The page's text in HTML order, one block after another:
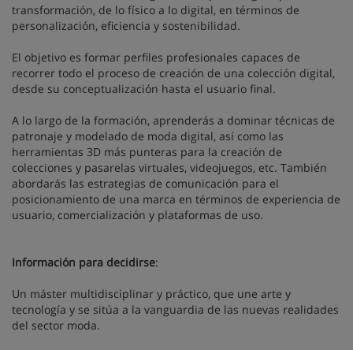
transformación, de lo físico a lo digital, en términos de
personalización, eficiencia y sostenibilidad.
El objetivo es formar perfiles profesionales capaces de
recorrer todo el proceso de creación de una colección digital,
desde su conceptualización hasta el usuario final.
A lo largo de la formación, aprenderás a dominar técnicas de
patronaje y modelado de moda digital, así como las
herramientas 3D más punteras para la creación de
colecciones y pasarelas virtuales, videojuegos, etc. También
abordarás las estrategias de comunicación para el
posicionamiento de una marca en términos de experiencia de
usuario, comercialización y plataformas de uso.
Información para decidirse:
Un máster multidisciplinar y práctico, que une arte y
tecnología y se sitúa a la vanguardia de las nuevas realidades
del sector moda.